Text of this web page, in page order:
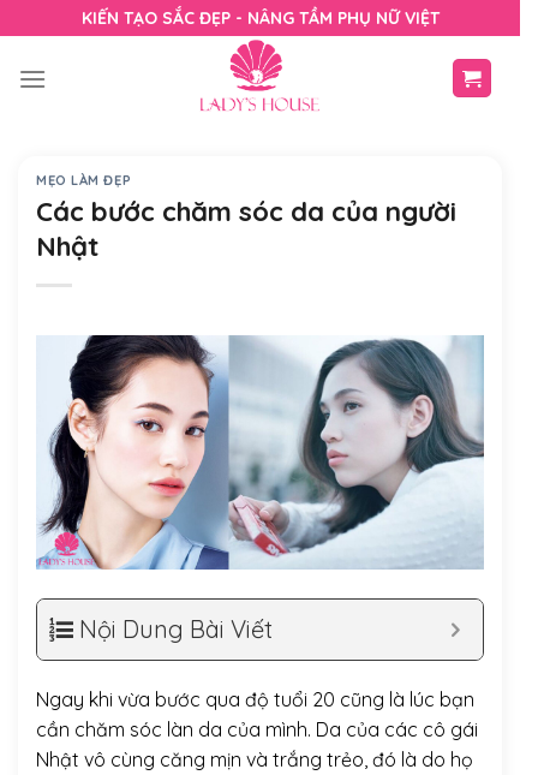
to
content
KIẾN TẠO SẮC ĐẸP - NÂNG TẦM PHỤ NỮ VIỆT
MẸO LÀM ĐẸP
Các bước chăm sóc da của người
Nhật
Nội Dung Bài Viết
Ngay khi vừa bước qua độ tuổi 20 cũng là lúc bạn
cần chăm sóc làn da của mình. Da của các cô gái
Nhật vô cùng căng mịn và trắng trẻo, đó là do họ